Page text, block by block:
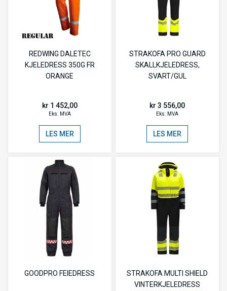
REDWING DALETEC
KJELEDRESS 350G FR
ORANGE
kr 1 452,00
Eks. MVA
LES MER
STRAKOFA PRO GUARD
SKALLKJELEDRESS,
SVART/GUL
kr 3 556,00
Eks. MVA
LES MER
GOODPRO FEIEDRESS
STRAKOFA MULTI SHIELD
VINTERKJELEDRESS